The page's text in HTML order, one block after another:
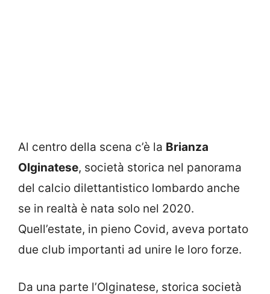
Al centro della scena c’è la Brianza
Olginatese, società storica nel panorama
del calcio dilettantistico lombardo anche
se in realtà è nata solo nel 2020.
Quell’estate, in pieno Covid, aveva portato
due club importanti ad unire le loro forze.
Da una parte l’Olginatese, storica società